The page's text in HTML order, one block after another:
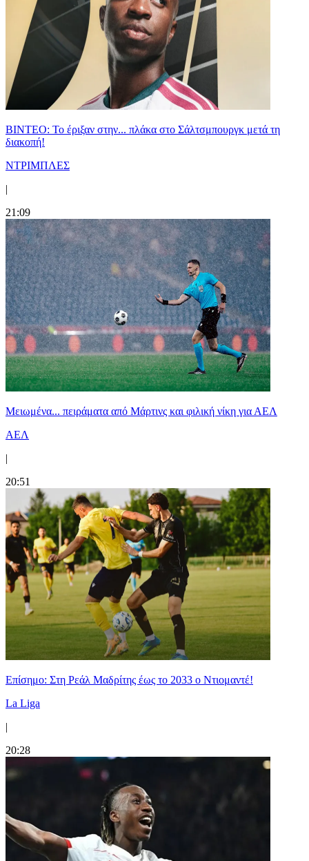
ΒΙΝΤΕΟ: Το έριξαν στην... πλάκα στο Σάλτσμπουργκ μετά τη
διακοπή!
ΝΤΡΙΜΠΛΕΣ
|
21:09
Μειωμένα... πειράματα από Μάρτινς και φιλική νίκη για ΑΕΛ
ΑΕΛ
|
20:51
Επίσημο: Στη Ρεάλ Μαδρίτης έως το 2033 ο Ντιομαντέ!
La Liga
|
20:28